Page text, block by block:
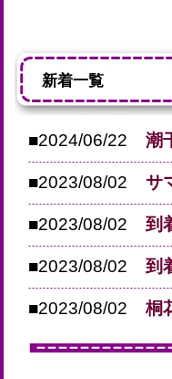
新着一覧
■2024/06/22 潮
■2023/08/02 サ
■2023/08/02 到
■2023/08/02 到
■2023/08/02 桐